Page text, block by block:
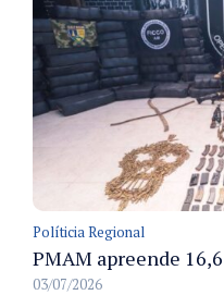
Políticia Regional
03/07/2026